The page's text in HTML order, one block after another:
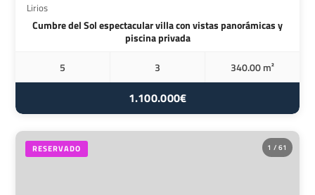
Lirios
Cumbre del Sol espectacular villa con vistas panorámicas y
piscina privada
5
3 340.00 m²
1.100.000€
1 / 61
RESERVADO